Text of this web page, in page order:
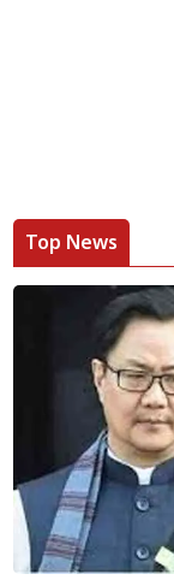
Top News